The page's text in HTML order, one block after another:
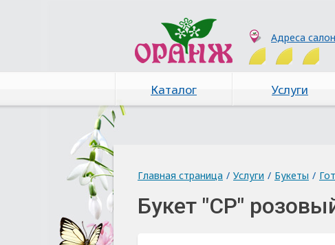
Адреса
Каталог Услуги
Главная страница / Услуги / Букеты /
Букет "СР"